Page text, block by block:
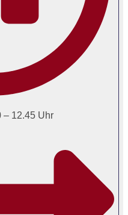
– 12.45 Uhr